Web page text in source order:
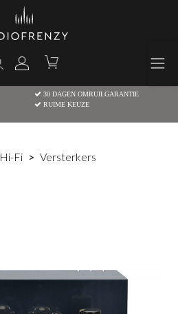
30 DAGEN OMRUILGARANTIE
RUIME KEUZE
Hi-Fi
Versterkers